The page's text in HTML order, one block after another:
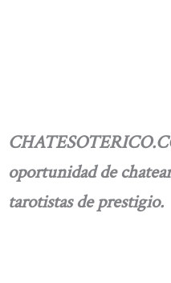
oportunidad de
tarotistas de prestigio.